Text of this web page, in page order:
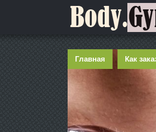
Главная Как